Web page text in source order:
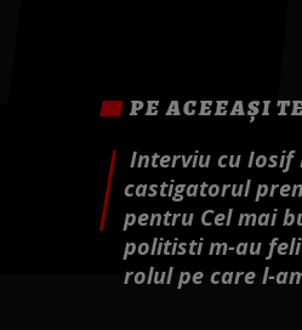
PE ACEEAȘI
Interviu cu Iosif
castigatorul
pentru Cel mai
politisti m-au
rolul pe care l-